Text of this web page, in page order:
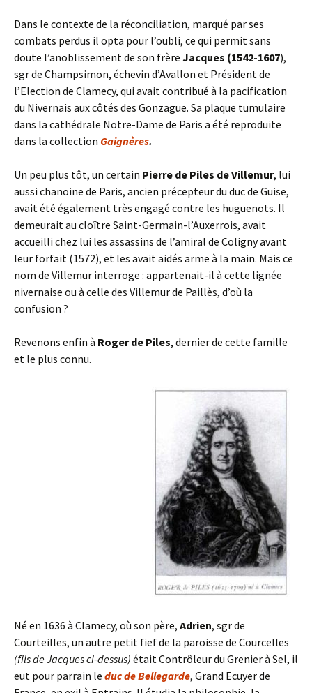
Dans le contexte de la réconciliation, marqué par ses
combats perdus il opta pour l’oubli, ce qui permit sans
doute l’anoblissement de son frère Jacques (1542-1607),
sgr de Champsimon, échevin d’Avallon et Président de
l’Election de Clamecy, qui avait contribué à la pacification
du Nivernais aux côtés des Gonzague. Sa plaque tumulaire
dans la cathédrale Notre-Dame de Paris a été reproduite
dans la collection Gaignères.
Un peu plus tôt, un certain Pierre de Piles de Villemur, lui
aussi chanoine de Paris, ancien précepteur du duc de Guise,
avait été également très engagé contre les huguenots. Il
demeurait au cloître Saint-Germain-l’Auxerrois, avait
accueilli chez lui les assassins de l’amiral de Coligny avant
leur forfait (1572), et les avait aidés arme à la main. Mais ce
nom de Villemur interroge : appartenait-il à cette lignée
nivernaise ou à celle des Villemur de Paillès, d’où la
confusion ?
Revenons enfin à Roger de Piles, dernier de cette famille
et le plus connu.
Né en 1636 à Clamecy, où son père, Adrien, sgr de
Courteilles, un autre petit fief de la paroisse de Courcelles
(fils de Jacques ci-dessus) était Contrôleur du Grenier à Sel, il
eut pour parrain le duc de Bellegarde, Grand Ecuyer de